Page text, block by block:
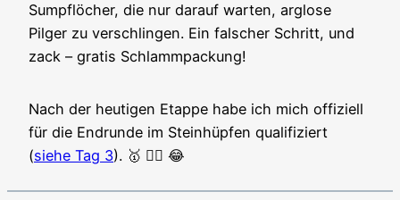
Sumpflöcher, die nur darauf warten, arglose
Pilger zu verschlingen. Ein falscher Schritt, und
zack – gratis Schlammpackung!
Nach der heutigen Etappe habe ich mich offiziell
für die Endrunde im Steinhüpfen qualifiziert
(siehe Tag 3). 🥇 👍🏼 😂